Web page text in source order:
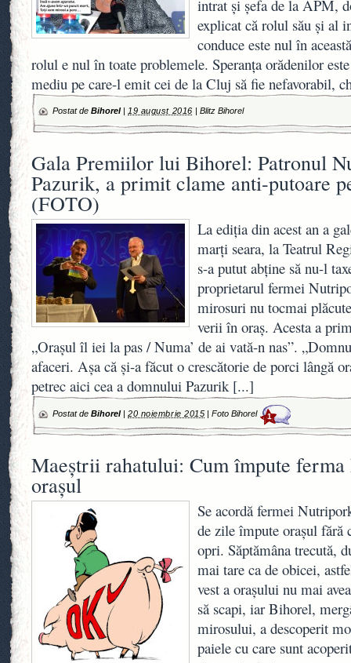
intrat și șefa de la APM,
explicat că rolul său și al
conduce este nul în
rolul e nul în toate problemele. Speranța orădenilor
mediu pe care-l emit cei de la Cluj să fie nefavorabil,
Postat de Bihorel| 19 august 2016 | Blitz Bihorel
Gala Premiilor lui Bihorel: Patronul
Pazurik, a primit clame anti-putoare
(FOTO)
La ediţia din acest an a
marţi seara, la Teatrul
s-a putut abţine să nu-l
proprietarul fermei
mirosuri nu tocmai
verii în oraş. Acesta a
„Oraşul îl iei la pas / Numa’ de ai vată-n nas”.
afaceri. Aşa că şi-a făcut o crescătorie de porci lângă
petrec aici cea a domnului Pazurik [...]
Postat de Bihorel| 20 noiembrie 2015 |Foto Bihorel 1
Maeştrii rahatului: Cum împute
oraşul
Se acordă fermei
de zile împute oraşul fără
opri. Săptămâna trecută,
mai tare ca de obicei,
vest a oraşului nu mai
să scapi, iar Bihorel,
mirosului, a descoperit
paiele cu care sunt